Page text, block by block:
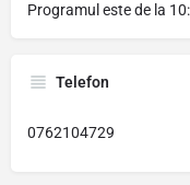
Programul este de la
Telefon
0762104729